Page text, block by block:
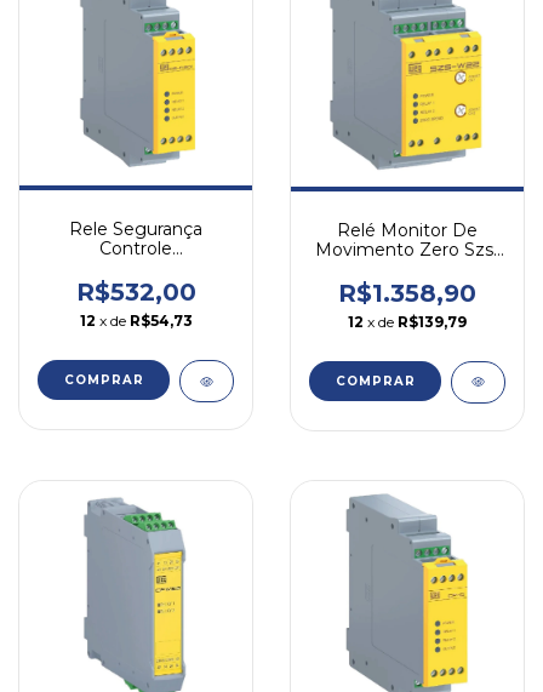
Rele Segurança
Controle
d201 2na 1nf Weg
R$532,00
12 x de R$54,73
Relé Monitor De
Movimento Zero Szs-
R$1.358,90
12 x de R$139,79